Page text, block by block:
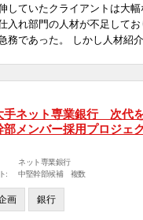
していたクライアントは大
入れ部門の人材が不足して
務であった。 しかし人材紹
手ネット専業銀行 次代
部メンバー採用プロジェ
ネット専業銀行
:
中堅幹部候補 複数
画 銀行